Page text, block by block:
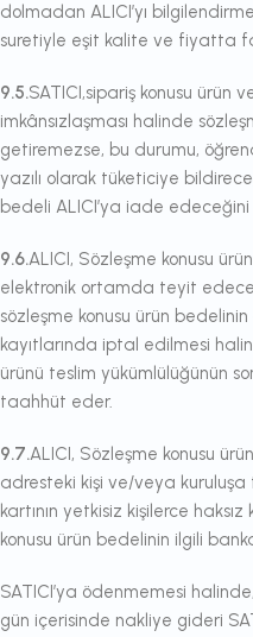
dolmadan ALICI’yı
suretiyle eşit kalite ve fiyatta
9.5.SATICI,sipariş konusu ürün
imkânsızlaşması halinde
getiremezse, bu durumu,
yazılı olarak tüketiciye
bedeli ALICI’ya iade
9.6.ALICI, Sözleşme konusu
elektronik ortamda teyit
sözleşme konusu ürün
kayıtlarında iptal edilmesi
ürünü teslim yükümlülüğünün
taahhüt eder.
9.7.ALICI, Sözleşme konusu
adresteki kişi ve/veya kuruluşa
kartının yetkisiz kişilerce
konusu ürün bedelinin ilgili
SATICI’ya ödenmemesi
gün içerisinde nakliye gideri